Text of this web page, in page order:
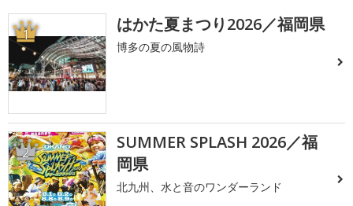
1 はかた夏まつり2026／福岡県
博多の夏の風物詩
2
SUMMER SPLASH 2026／福
岡県
北九州、水と音のワンダーランド